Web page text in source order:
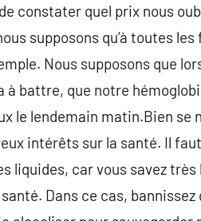
constater quel prix nous
supposons qu’à toutes
Nous supposons que
battre, que notre
le lendemain matin.Bien se
intérêts sur la santé. Il
liquides, car vous savez
Dans ce cas,